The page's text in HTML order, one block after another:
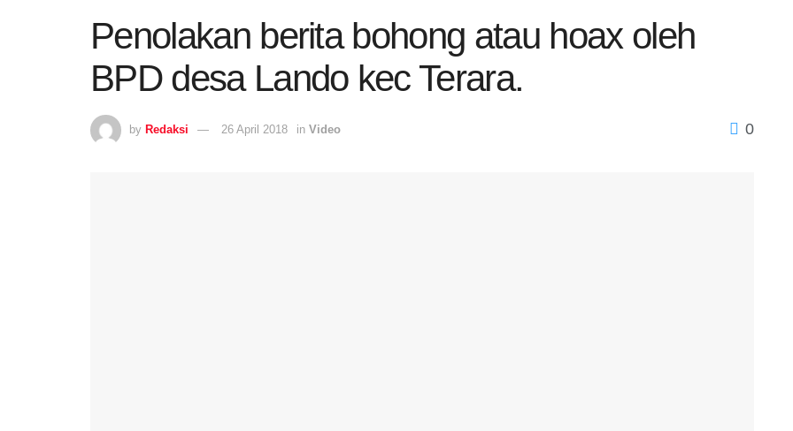
Penolakan berita bohong atau hoax oleh
BPD desa Lando kec Terara.
by Redaksi 26 April 2018 in Video 0